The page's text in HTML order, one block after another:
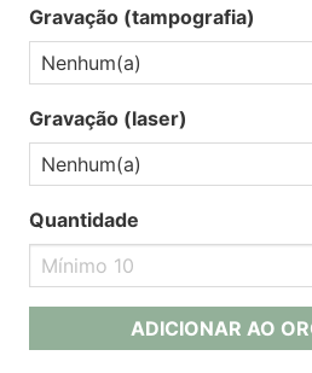
Gravação (tampografia)
Gravação (laser)
Quantidade
ADICIONAR AO